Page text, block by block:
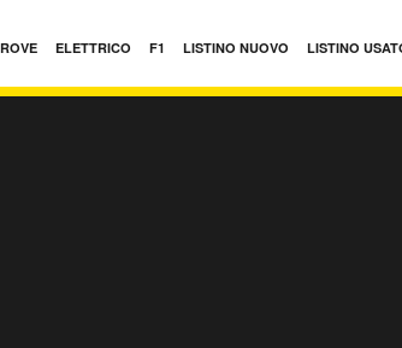
ELETTRICO F1 LISTINO NUOVO LISTINO